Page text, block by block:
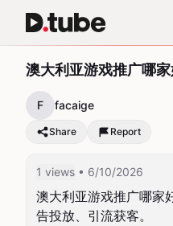
澳大利亚游戏推广哪
F facaige
Share Report
1 views • 6/10/2026
澳大利亚游戏推广哪家
告投放、引流获客。